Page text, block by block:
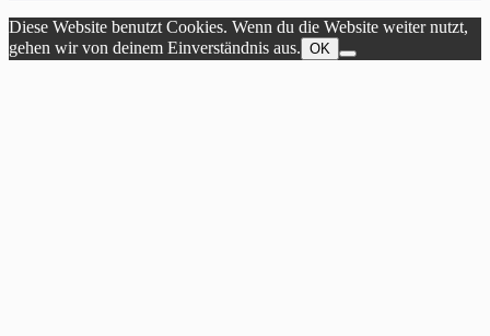
Diese Website benutzt Cookies. Wenn du die Website weiter nutzt,
gehen wir von deinem Einverständnis aus. OK